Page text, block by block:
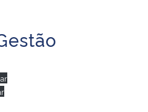
Abastecimento